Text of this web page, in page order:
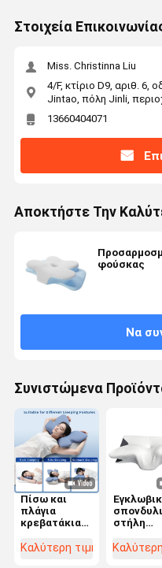
Στοιχεία
Miss. Christinna Liu
4/F, κτίριο D9, αριθ. 6,
Jintao, πόλη Jinli,
13660404071
Αποκτήστε Την
φούσκας
Να
Συνιστώμενα
Πίσω και
πλάγια
κρεβατάκια
μαξιλάρι από
Καλύτερη τιμή
στήλη
μνήμης
Καλύτερη